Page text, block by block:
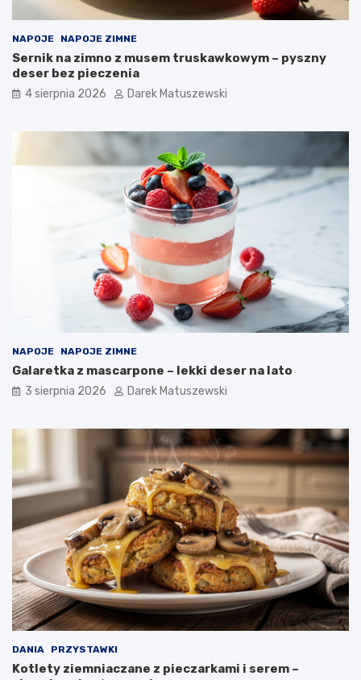
NAPOJE NAPOJE ZIMNE
Sernik na zimno z musem truskawkowym – pyszny
deser bez pieczenia
4 sierpnia 2026 Darek Matuszewski
NAPOJE NAPOJE ZIMNE
Galaretka z mascarpone – lekki deser na lato
3 sierpnia 2026 Darek Matuszewski
DANIA PRZYSTAWKI
Kotlety ziemniaczane z pieczarkami i serem –